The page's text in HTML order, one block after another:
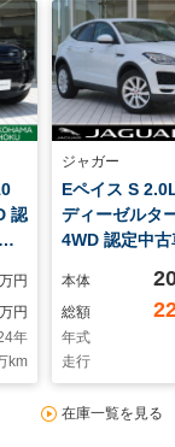
認
ー
ー
ラ
調
万円
万円
年
km
ジャガー
Eペイス S
ディーゼルタ
4WD 認定中
ー アダプテ
ーズコントロ
ワーテール
18インチアル
ール インタ
ブドライバー
本体
総額
年式
走行
在庫一覧を見る